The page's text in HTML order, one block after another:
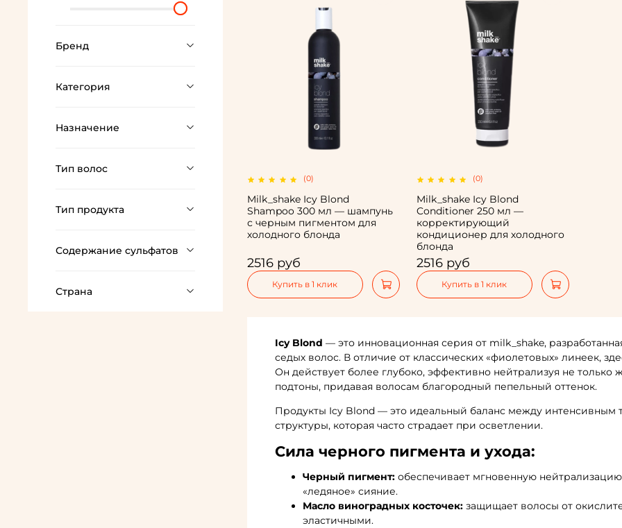
(0)
Milk_shake Icy Blond
Shampoo 300 мл — шампунь
с черным пигментом для
холодного блонда
2516 руб
Купить в 1 клик
(0)
Milk_shake Icy Blond
Conditioner 250 мл —
корректирующий
кондиционер для холодного
блонда
2516 руб
Купить в 1 клик
Icy Blond — это инновационная серия от milk_shake,
седых волос. В отличие от классических «фиолетовых» линеек,
Он действует более глубоко, эффективно нейтрализуя не
подтоны, придавая волосам благородный пепельный оттенок.
Продукты Icy Blond — это идеальный баланс между интенсивным
структуры, которая часто страдает при осветлении.
Сила черного пигмента и ухода:
Черный пигмент:обеспечивает мгновенную
«ледяное» сияние.
Масло виноградных косточек:защищает волосы от
эластичными.
Бренд
Категория
Назначение
Тип волос
Тип продукта
Содержание сульфатов
Страна